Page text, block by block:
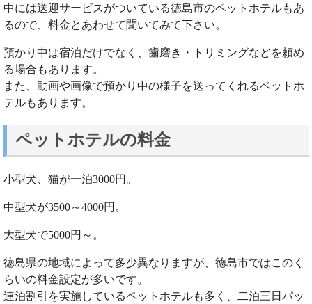
中には送迎サービスがついている徳島市のペットホテルもあ
るので、料金とあわせて聞いてみて下さい。
預かり中は宿泊だけでなく、歯磨き・トリミングなどを頼め
る場合もあります。
また、動画や画像で預かり中の様子を送ってくれるペットホ
テルもあります。
ペットホテルの料金
小型犬、猫が一泊3000円。
中型犬が3500～4000円。
大型犬で5000円～。
徳島県の地域によって多少異なりますが、徳島市ではこのく
らいの料金設定が多いです。
連泊割引を実施しているペットホテルも多く、二泊三日パッ